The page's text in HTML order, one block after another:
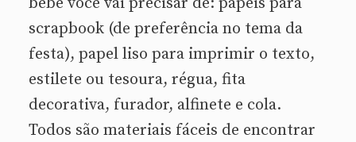
scrapbook (de preferência no tema da
festa), papel liso para imprimir o texto,
estilete ou tesoura, régua, fita
decorativa, furador, alfinete e cola.
Todos são materiais fáceis de encontrar